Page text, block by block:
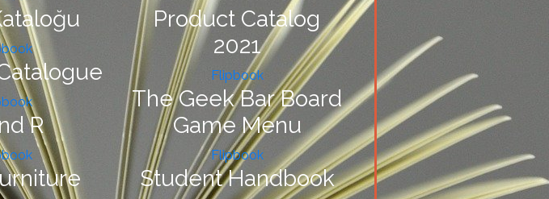
R
Product Catalog
2021
Flipbook
The Geek Bar Board
Game Menu
Flipbook
Student Handbook